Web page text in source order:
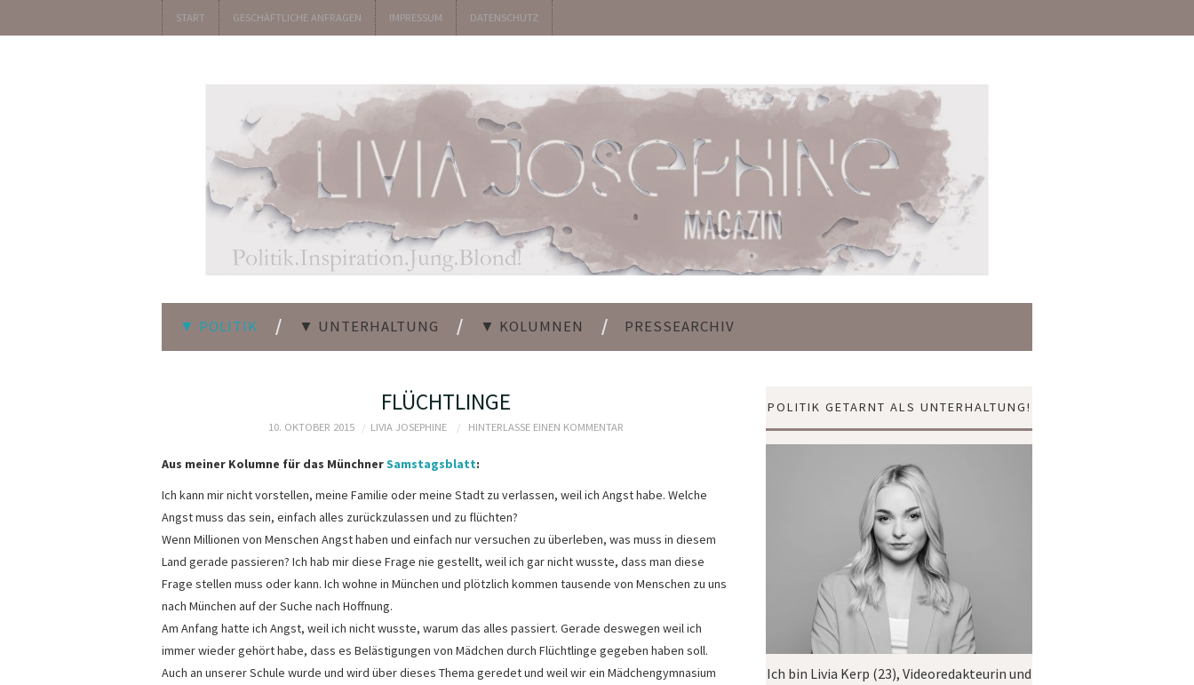
START GESCHÄFTLICHE ANFRAGEN IMPRESSUM DATENSCHUTZ
▼ POLITIK ▼ UNTERHALTUNG ▼ KOLUMNEN PRESSEARCHIV
FLÜCHTLINGE
10. OKTOBER 2015 LIVIA JOSEPHINE HINTERLASSE EINEN KOMMENTAR
Aus meiner Kolumne für das MünchnerSamstagsblatt:
Ich kann mir nicht vorstellen, meine Familie oder meine Stadt zu verlassen, weil ich Angst habe. Welche
Angst muss das sein, einfach alles zurückzulassen und zu flüchten?
Wenn Millionen von Menschen Angst haben und einfach nur versuchen zu überleben, was muss in diesem
Land gerade passieren? Ich hab mir diese Frage nie gestellt, weil ich gar nicht wusste, dass man diese
Frage stellen muss oder kann. Ich wohne in München und plötzlich kommen tausende von Menschen zu uns
nach München auf der Suche nach Hoffnung.
Am Anfang hatte ich Angst, weil ich nicht wusste, warum das alles passiert. Gerade deswegen weil ich
immer wieder gehört habe, dass es Belästigungen von Mädchen durch Flüchtlinge gegeben haben soll.
Auch an unserer Schule wurde und wird über dieses Thema geredet und weil wir ein Mädchengymnasium
POLITIK GETARNT ALS UNTERHALTUNG!
Ich bin Livia Kerp (23), Videoredakteurin und